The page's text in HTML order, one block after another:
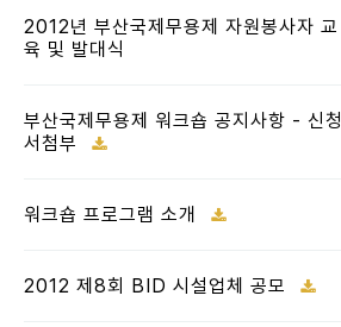
2012년 부산국제무용제 자원봉사자 교
육 및 발대식
부산국제무용제 워크숍 공지사항 - 신청
서첨부
워크숍 프로그램 소개
2012 제8회 BID 시설업체 공모